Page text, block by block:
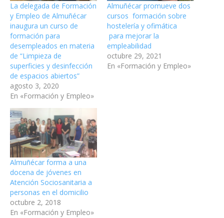
La delegada de Formación
y Empleo de Almuñécar
inaugura un curso de
formación para
desempleados en materia
de “Limpieza de
superficies y desinfección
de espacios abiertos”
agosto 3, 2020
En «Formación y Empleo»
Almuñécar promueve dos
cursos formación sobre
hostelería y ofimática
para mejorar la
empleabilidad
octubre 29, 2021
En «Formación y Empleo»
Almuñécar forma a una
docena de jóvenes en
Atención Sociosanitaria a
personas en el domicilio
octubre 2, 2018
En «Formación y Empleo»